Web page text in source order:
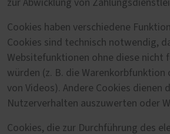
zur Abwicklung von
Cookies haben verschiedene
Cookies sind technisch notwendig,
Websitefunktionen ohne diese nicht
würden (z. B. die Warenkorbfunktion
von Videos). Andere Cookies dienen
Nutzerverhalten auszuwerten oder
Cookies, die zur Durchführung des